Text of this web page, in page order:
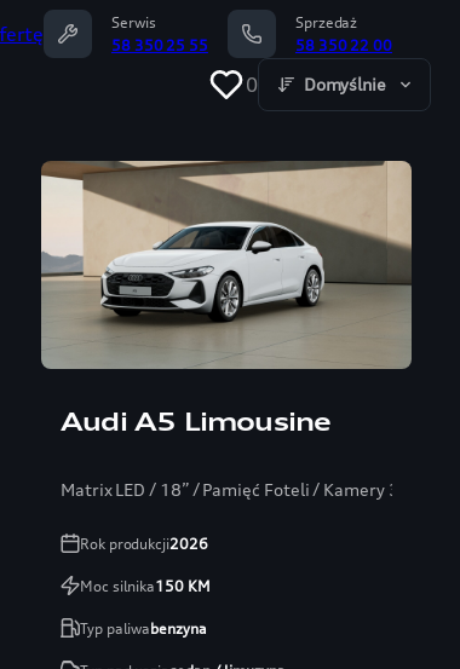
Serwis
58 350 25 55
Sprzedaż
58 350 22 00
0 Domyślnie
ambiente+
Audi A5 Limousine
Matrix LED / 18” / Pamięć Foteli / Kamery 360
Rok produkcji2026
Moc silnika150KM
Typ paliwabenzyna